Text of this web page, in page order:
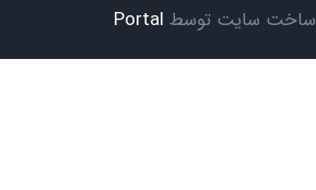
ساخت سایت توسط Portal